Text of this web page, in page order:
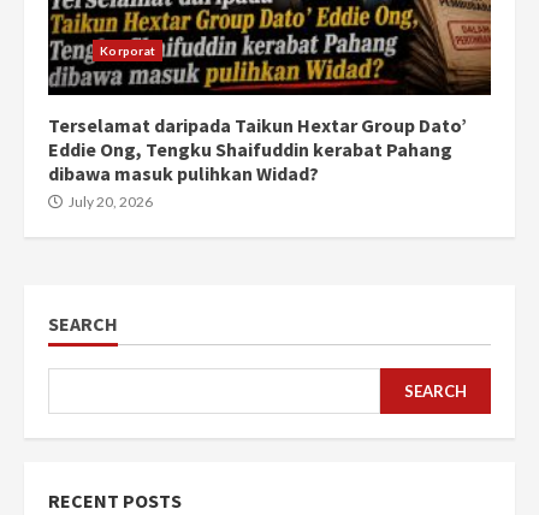
Korporat
Terselamat daripada Taikun Hextar Group Dato’
Eddie Ong, Tengku Shaifuddin kerabat Pahang
dibawa masuk pulihkan Widad?
July 20, 2026
SEARCH
SEARCH
RECENT POSTS